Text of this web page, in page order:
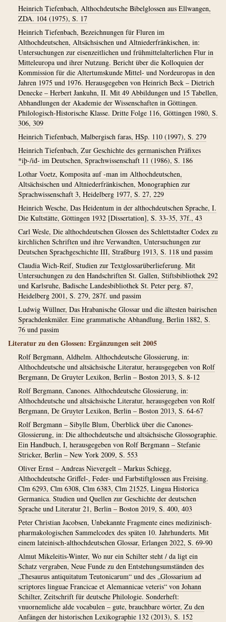
Heinrich Tiefenbach, Althochdeutsche Bibelglossen aus Ellwangen,
ZDA. 104 (1975), S. 17
Heinrich Tiefenbach, Bezeichnungen für Fluren im
Althochdeutschen, Altsächsischen und Altniederfränkischen, in:
Untersuchungen zur eisenzeitlichen und frühmittelalterlichen Flur in
Mitteleuropa und ihrer Nutzung. Bericht über die Kolloquien der
Kommission für die Altertumskunde Mittel- und Nordeuropas in den
Jahren 1975 und 1976. Herausgegeben von Heinrich Beck – Dietrich
Denecke – Herbert Jankuhn, II. Mit 49 Abbildungen und 15 Tabellen,
Abhandlungen der Akademie der Wissenschaften in Göttingen.
Philologisch-Historische Klasse. Dritte Folge 116, Göttingen 1980, S.
306, 309
Heinrich Tiefenbach, Malbergisch faras, HSp. 110 (1997), S. 279
Heinrich Tiefenbach, Zur Geschichte des germanischen Präfixes
*iþ-/iđ- im Deutschen, Sprachwissenschaft 11 (1986), S. 186
Lothar Voetz, Komposita auf -man im Althochdeutschen,
Altsächsischen und Altniederfränkischen, Monographien zur
Sprachwissenschaft 3, Heidelberg 1977, S. 27, 229
Heinrich Wesche, Das Heidentum in der althochdeutschen Sprache, I.
Die Kultstätte, Göttingen 1932 [Dissertation], S. 33-35, 37f., 43
Carl Wesle, Die althochdeutschen Glossen des Schlettstadter Codex zu
kirchlichen Schriften und ihre Verwandten, Untersuchungen zur
Deutschen Sprachgeschichte III, Straßburg 1913, S. 118 und passim
Claudia Wich-Reif, Studien zur Textglossarüberlieferung. Mit
Untersuchungen zu den Handschriften St. Gallen, Stiftsbibliothek 292
und Karlsruhe, Badische Landesbibliothek St. Peter perg. 87,
Heidelberg 2001, S. 279, 287f. und passim
Ludwig Wüllner, Das Hrabanische Glossar und die ältesten bairischen
Sprachdenkmäler. Eine grammatische Abhandlung, Berlin 1882, S.
76 und passim
Literatur zu den Glossen: Ergänzungen seit 2005
Rolf Bergmann, Aldhelm. Althochdeutsche Glossierung, in:
Althochdeutsche und altsächsische Literatur, herausgegeben von Rolf
Bergmann, De Gruyter Lexikon, Berlin – Boston 2013, S. 8-12
Rolf Bergmann, Canones. Althochdeutsche Glossierung, in:
Althochdeutsche und altsächsische Literatur, herausgegeben von Rolf
Bergmann, De Gruyter Lexikon, Berlin – Boston 2013, S. 64-67
Rolf Bergmann – Sibylle Blum, Überblick über die Canones-
Glossierung, in: Die althochdeutsche und altsächsische Glossographie.
Ein Handbuch, I, herausgegeben von Rolf Bergmann – Stefanie
Stricker, Berlin – New York 2009, S. 553
Oliver Ernst – Andreas Nievergelt – Markus Schiegg,
Althochdeutsche Griffel-, Feder- und Farbstiftglossen aus Freising.
Clm 6293, Clm 6308, Clm 6383, Clm 21525, Lingua Historica
Germanica. Studien und Quellen zur Geschichte der deutschen
Sprache und Literatur 21, Berlin – Boston 2019, S. 400, 403
Peter Christian Jacobsen, Unbekannte Fragmente eines medizinisch-
pharmakologischen Sammelcodex des späten 10. Jahrhunderts. Mit
einem lateinisch-althochdeutschen Glossar, Erlangen 2022, S. 69-90
Almut Mikeleitis-Winter, Wo nur ein Schilter steht / da ligt ein
Schatz vergraben, Neue Funde zu den Entstehungsumständen des
„Thesaurus antiquitatum Teutonicarum“ und des „Glossarium ad
scriptores linguae Francicae et Alemannicae veteris“ von Johann
Schilter, Zeitschrift für deutsche Philologie. Sonderheft:
vnuornemliche alde vocabulen – gute, brauchbare wörter, Zu den
Anfängen der historischen Lexikographie 132 (2013), S. 152